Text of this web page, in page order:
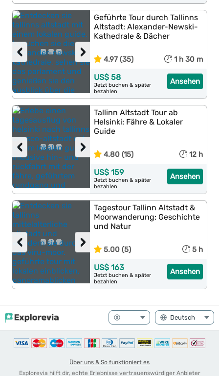
›
‹
Geführte Tour durch Tallinns
Altstadt: Alexander-Newski-
Kathedrale & Dächer
4.97 (35) 1 h 30 m
Ansehen
US$ 58
Jetzt buchen & später
bezahlen
›
‹
Tallinn Altstadt Tour ab
Helsinki: Fähre & Lokaler
Guide
4.80 (15) 12 h
Ansehen
US$ 159
Jetzt buchen & später
bezahlen
›
‹
Tagestour Tallinn Altstadt &
Moorwanderung: Geschichte
und Natur
5.00 (5) 5 h
Ansehen
US$ 163
Jetzt buchen & später
bezahlen
Über uns & So funktioniert es
Explorevia hilft dir, echte Erlebnisse vertrauenswürdiger Anbieter